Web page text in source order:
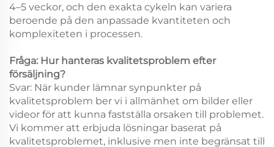
4–5 veckor, och den exakta cykeln kan variera
beroende på den anpassade kvantiteten och
komplexiteten i processen.
Fråga: Hur hanteras kvalitetsproblem efter
försäljning?
Svar: När kunder lämnar synpunkter på
kvalitetsproblem ber vi i allmänhet om bilder eller
videor för att kunna fastställa orsaken till problemet.
Vi kommer att erbjuda lösningar baserat på
kvalitetsproblemet, inklusive men inte begränsat till